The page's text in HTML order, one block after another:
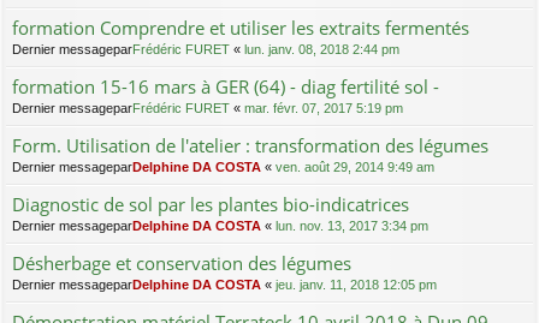
formation Comprendre et utiliser les extraits fermentés
Dernier messageparFrédéric FURET « lun. janv. 08, 2018 2:44 pm
formation 15-16 mars à GER (64) - diag fertilité sol -
Dernier messageparFrédéric FURET « mar. févr. 07, 2017 5:19 pm
Form. Utilisation de l'atelier : transformation des légumes
Dernier messageparDelphine DA COSTA « ven. août 29, 2014 9:49 am
Diagnostic de sol par les plantes bio-indicatrices
Dernier messageparDelphine DA COSTA « lun. nov. 13, 2017 3:34 pm
Désherbage et conservation des légumes
Dernier messageparDelphine DA COSTA « jeu. janv. 11, 2018 12:05 pm